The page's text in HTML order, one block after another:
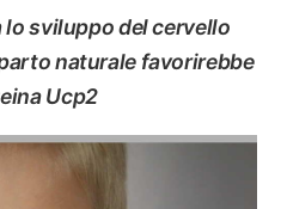
sviluppo del cervello
naturale favorirebbe
Ucp2